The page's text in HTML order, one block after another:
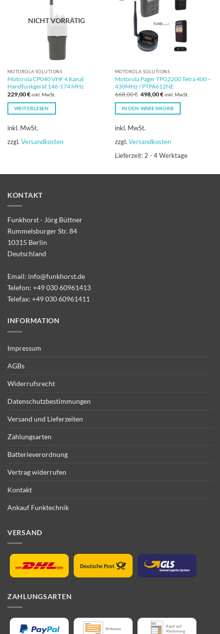
NICHT VORRÄTIG
MOTOROLA SOLUTIONS
Motorola CP040 VHF 4 Kanal
Handfunkgerät 146-174 MHz
229,00€inkl. MwSt.
WEITERLESEN
inkl. MwSt.
zzgl. Versandkosten
MOTOROLA SOLUTIONS
Motorola Pager TPG2200 Tetra 400 –
430MHz / PTPA612NE
668,00€ Ursprünglicher
Preis
war:
668,00 €
498,00€Aktueller
ist:
498,00 €.
inkl. MwSt.
IN DEN WARENKORB
inkl. MwSt.
zzgl. Versandkosten
Lieferzeit: 2 - 4 Werktage
KONTAKT
Funkhorst - Jörg Büttner
Rummelsburger Str. 84
10315 Berlin
Deutschland
Email: info@funkhorst.de
Telefon: +49 030 60961413
Telefax: +49 030 60961411
INFORMATION
Impressum
AGBs
Widerrufsrecht
Datenschutzbestimmungen
Versand und Lieferzeiten
Zahlungsarten
Batterieverordnung
Vertrag widerrufen
Kontakt
Ankauf Funktechnik
VERSAND
ZAHLUNGSARTEN